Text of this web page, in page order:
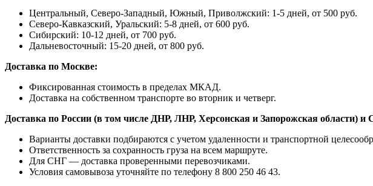
Центральный, Северо-Западный, Южный, Приволжский: 1-5 дней, от 500 руб.
Северо-Кавказский, Уральский: 5-8 дней, от 600 руб.
Сибирский: 10-12 дней, от 700 руб.
Дальневосточный: 15-20 дней, от 800 руб.
Доставка по Москве:
Фиксированная стоимость в пределах МКАД.
Доставка на собственном транспорте во вторник и четверг.
Доставка по России (в том числе ДНР, ЛНР, Херсонская и Запорожская области) и
Варианты доставки подбираются с учетом удаленности и транспортной
Ответственность за сохранность груза на всем маршруте.
Для СНГ — доставка проверенными перевозчиками.
Условия самовывоза уточняйте по телефону 8 800 250 46 43.